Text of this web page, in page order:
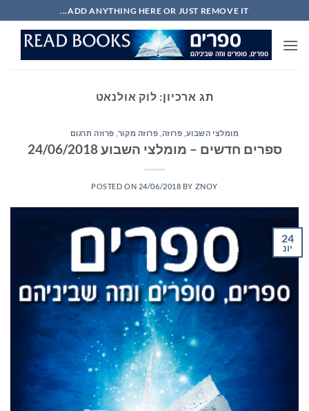
to
content
ADD ANYTHING HERE OR JUST REMOVE IT...
תג ארכיון: לוק אולנאט
מומלצי השבוע פרוזה פרוזה מקור פרוזה תרגום
ספרים חדשים – מומלצי השבוע 24/06/2018
POSTED ON 24/06/2018 BY ZNOY
24
יונ